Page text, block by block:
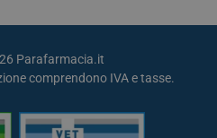
Parafarmacia.it
comprendono IVA e tasse.